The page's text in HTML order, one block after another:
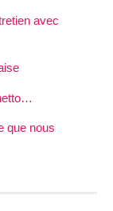
avec
que nous